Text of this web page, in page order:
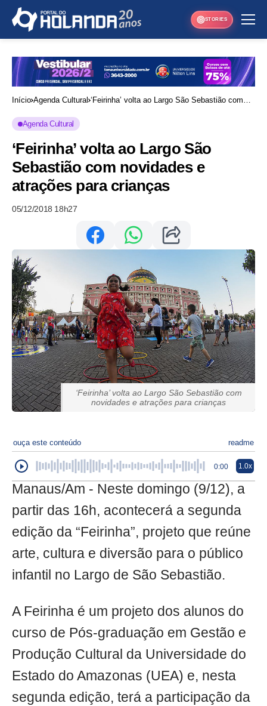
STORIES
Início Agenda Cultural ‘Feirinha’ volta ao Largo São Sebastião com
Agenda Cultural
‘Feirinha’ volta ao Largo São
Sebastião com novidades e
atrações para crianças
05/12/2018 18h27
‘Feirinha’ volta ao Largo São Sebastião com
novidades e atrações para crianças
ouça este conteúdo readme
0:00 1.0x
Manaus/Am - Neste domingo (9/12), a
partir das 16h, acontecerá a segunda
edição da “Feirinha”, projeto que reúne
arte, cultura e diversão para o público
infantil no Largo de São Sebastião.
A Feirinha é um projeto dos alunos do
curso de Pós-graduação em Gestão e
Produção Cultural da Universidade do
Estado do Amazonas (UEA) e, nesta
segunda edição, terá a participação da